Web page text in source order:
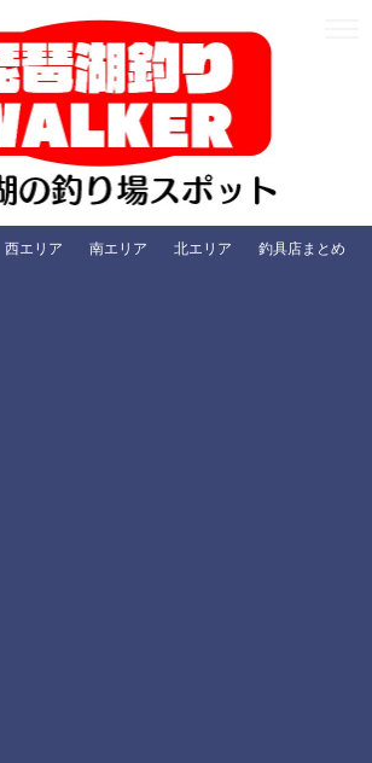
西エリア 南エリア 北エリア 釣具店まとめ